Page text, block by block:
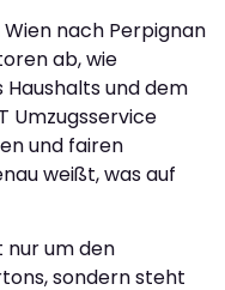
nach Perpignan
ab, wie
und dem
Umzugsservice
und fairen
weißt, was auf
nur um den
sondern steht